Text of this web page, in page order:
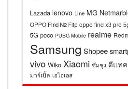
Lazada lenovo Line MG
OPPO Find N2 Flip oppo find x3 pro
5G poco PUBG Mobile realme
Samsung Shopee
vivo Wiko Xiaomi ซัมซุง ดีแทค
มาร์เบิ้ล เอไอเอส